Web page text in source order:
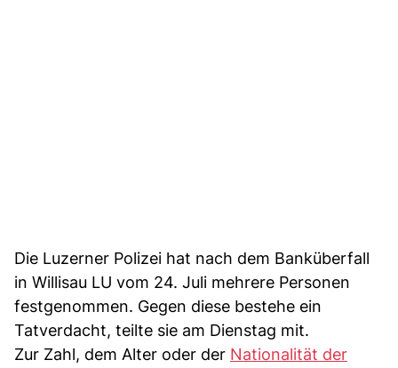
Die Luzerner Polizei hat nach dem Banküberfall
in Willisau LU vom 24. Juli mehrere Personen
festgenommen. Gegen diese bestehe ein
Tatverdacht, teilte sie am Dienstag mit.
Zur Zahl, dem Alter oder der Nationalität der